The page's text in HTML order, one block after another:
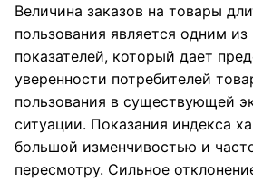
Величина заказов на товары
пользования является одним
показателей, который дает
уверенности потребителей
пользования в существующей
ситуации. Показания индекса
большой изменчивостью и
пересмотру. Сильное